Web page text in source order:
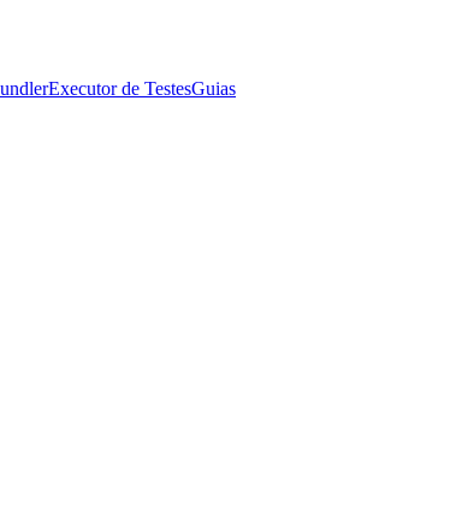
Executor de TestesGuias